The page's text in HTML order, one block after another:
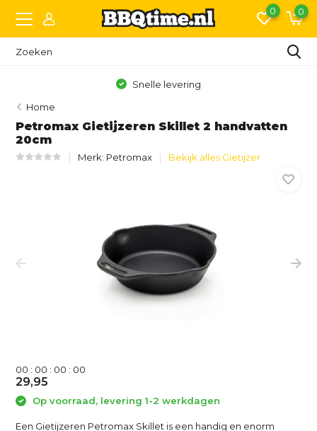
0 0
Gratis bezorging vanaf €150,- (NL)*
Home
Petromax Gietijzeren Skillet 2 handvatten
20cm
Merk: Petromax Bekijk alles Gietijzer
00 : 00 : 00 : 00
29,95
Op voorraad, levering 1-2 werkdagen
Een Gietijzeren Petromax Skillet is een handig en enorm